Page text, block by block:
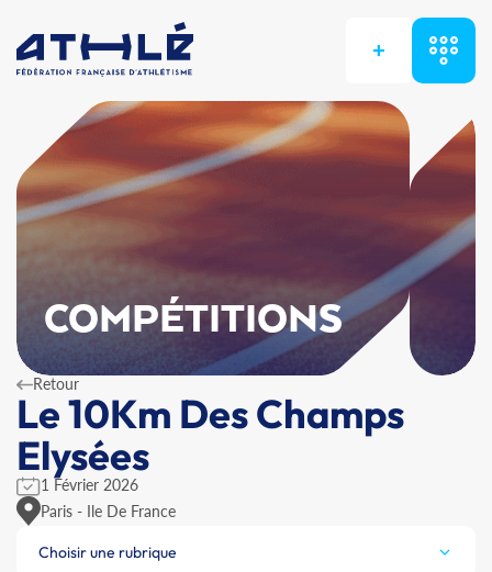
+
COMPÉTITIONS
Retour
Le 10Km Des Champs
Elysées
1 Février 2026
Paris - Ile De France
Choisir une rubrique